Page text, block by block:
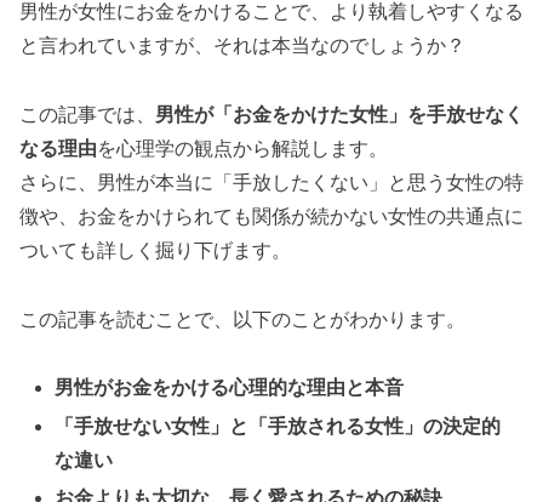
男性が女性にお金をかけることで、より執着しやすくなる
と言われていますが、それは本当なのでしょうか？
この記事では、 男性が「お金をかけた女性」を手放せなく
なる理由を心理学の観点から解説します。
さらに、男性が本当に「手放したくない」と思う女性の特
徴や、お金をかけられても関係が続かない女性の共通点に
ついても詳しく掘り下げます。
この記事を読むことで、以下のことがわかります。
男性がお金をかける心理的な理由と本音
「手放せない女性」と「手放される女性」の決定的
な違い
お金よりも大切な、長く愛されるための秘訣